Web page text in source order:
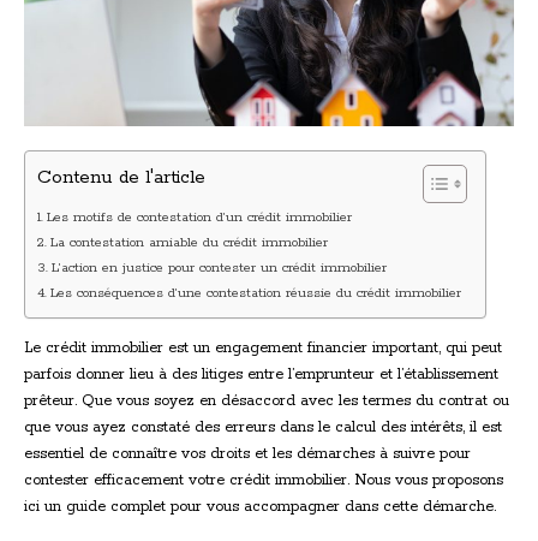
Contenu de l'article
Les motifs de contestation d’un crédit immobilier
La contestation amiable du crédit immobilier
L’action en justice pour contester un crédit immobilier
Les conséquences d’une contestation réussie du crédit immobilier
Le crédit immobilier est un engagement financier important, qui peut
parfois donner lieu à des litiges entre l’emprunteur et l’établissement
prêteur. Que vous soyez en désaccord avec les termes du contrat ou
que vous ayez constaté des erreurs dans le calcul des intérêts, il est
essentiel de connaître vos droits et les démarches à suivre pour
contester efficacement votre crédit immobilier. Nous vous proposons
ici un guide complet pour vous accompagner dans cette démarche.